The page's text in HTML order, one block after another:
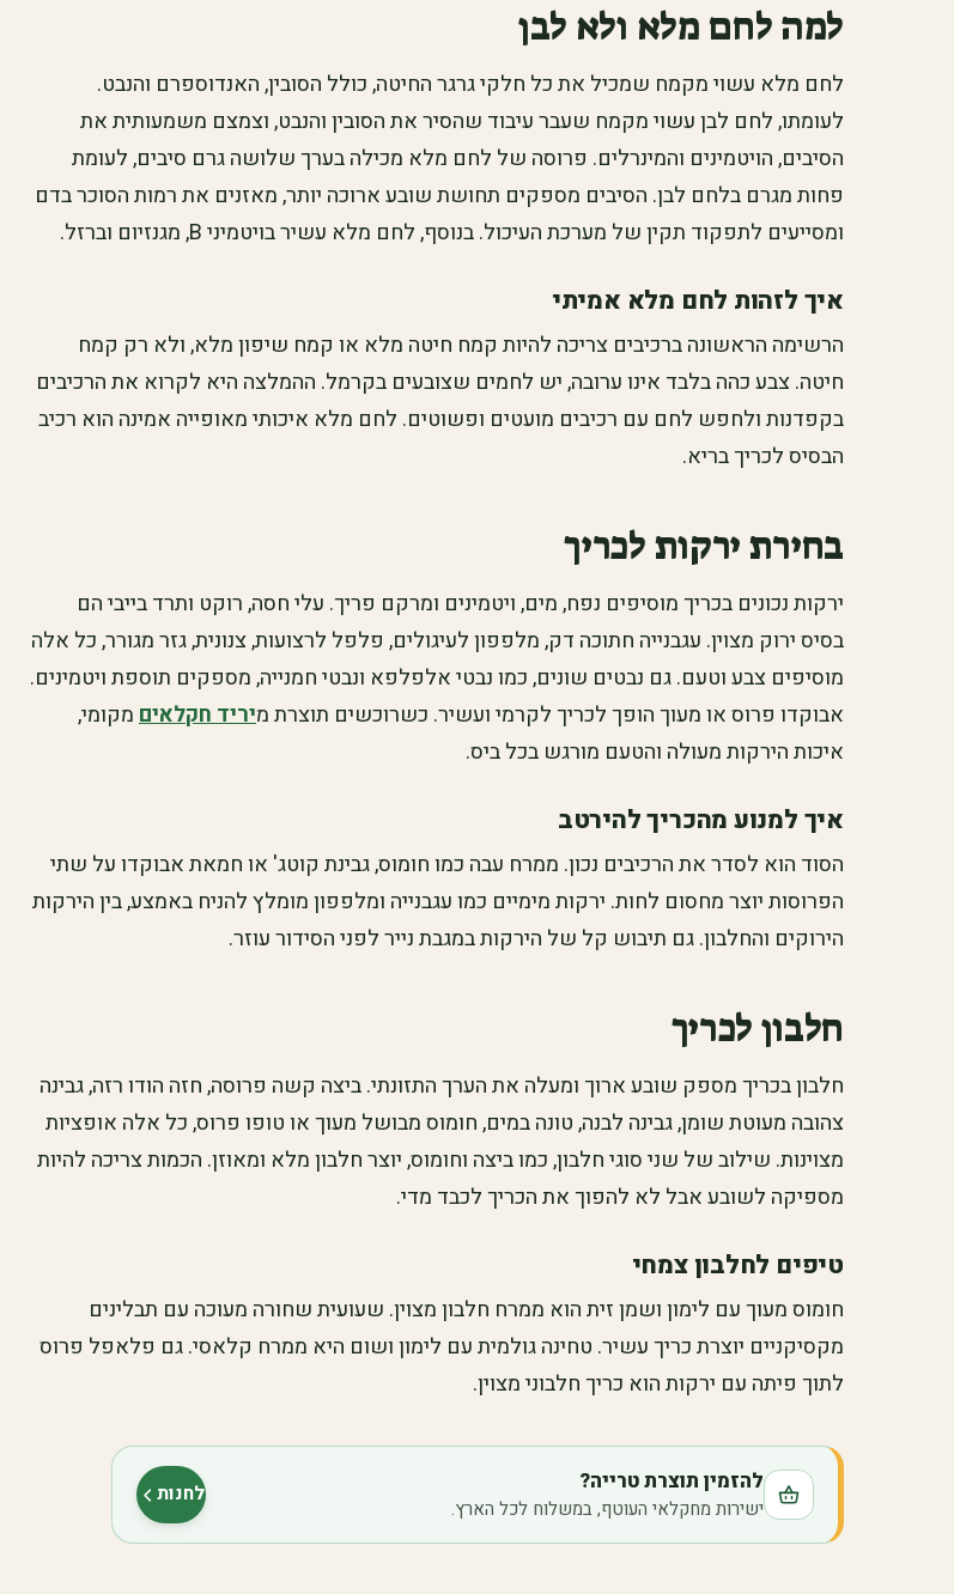
למה לחם מלא ולא לבן
לחם מלא עשוי מקמח שמכיל את כל חלקי גרגר החיטה, כולל הסובין, האנדוספרם והנבט.
לעומתו, לחם לבן עשוי מקמח שעבר עיבוד שהסיר את הסובין והנבט, וצמצם משמעותית את
הסיבים, הויטמינים והמינרלים. פרוסה של לחם מלא מכילה בערך שלושה גרם סיבים, לעומת
פחות מגרם בלחם לבן. הסיבים מספקים תחושת שובע ארוכה יותר, מאזנים את רמות הסוכר בדם
ומסייעים לתפקוד תקין של מערכת העיכול. בנוסף, לחם מלא עשיר בויטמיני B, מגנזיום וברזל.
איך לזהות לחם מלא אמיתי
הרשימה הראשונה ברכיבים צריכה להיות קמח חיטה מלא או קמח שיפון מלא, ולא רק קמח
חיטה. צבע כהה בלבד אינו ערובה, יש לחמים שצובעים בקרמל. ההמלצה היא לקרוא את הרכיבים
בקפדנות ולחפש לחם עם רכיבים מועטים ופשוטים. לחם מלא איכותי מאופייה אמינה הוא רכיב
הבסיס לכריך בריא.
בחירת ירקות לכריך
ירקות נכונים בכריך מוסיפים נפח, מים, ויטמינים ומרקם פריך. עלי חסה, רוקט ותרד בייבי הם
בסיס ירוק מצוין. עגבנייה חתוכה דק, מלפפון לעיגולים, פלפל לרצועות, צנונית, גזר מגורר, כל אלה
מוסיפים צבע וטעם. גם נבטים שונים, כמו נבטי אלפלפא ונבטי חמנייה, מספקים תוספת ויטמינים.
אבוקדו פרוס או מעוך הופך לכריך לקרמי ועשיר. כשרוכשים תוצרת מיריד חקלאיםמקומי,
איכות הירקות מעולה והטעם מורגש בכל ביס.
איך למנוע מהכריך להירטב
הסוד הוא לסדר את הרכיבים נכון. ממרח עבה כמו חומוס, גבינת קוטג' או חמאת אבוקדו על שתי
הפרוסות יוצר מחסום לחות. ירקות מימיים כמו עגבנייה ומלפפון מומלץ להניח באמצע, בין הירקות
הירוקים והחלבון. גם תיבוש קל של הירקות במגבת נייר לפני הסידור עוזר.
חלבון לכריך
חלבון בכריך מספק שובע ארוך ומעלה את הערך התזונתי. ביצה קשה פרוסה, חזה הודו רזה, גבינה
צהובה מעוטת שומן, גבינה לבנה, טונה במים, חומוס מבושל מעוך או טופו פרוס, כל אלה אופציות
מצוינות. שילוב של שני סוגי חלבון, כמו ביצה וחומוס, יוצר חלבון מלא ומאוזן. הכמות צריכה להיות
מספיקה לשובע אבל לא להפוך את הכריך לכבד מדי.
טיפים לחלבון צמחי
חומוס מעוך עם לימון ושמן זית הוא ממרח חלבון מצוין. שעועית שחורה מעוכה עם תבלינים
מקסיקניים יוצרת כריך עשיר. טחינה גולמית עם לימון ושום היא ממרח קלאסי. גם פלאפל פרוס
לתוך פיתה עם ירקות הוא כריך חלבוני מצוין.
להזמין תוצרת טרייה?
ישירות מחקלאי העוטף, במשלוח לכל הארץ.
לחנות(נפתח בלשונית חדשה)